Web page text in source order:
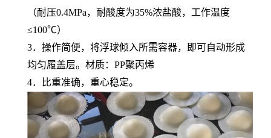
（耐压0.4MPa，耐酸度为35%浓盐酸，工作温度
≤100℃）
3．操作简便，将浮球倾入所需容器，即可自动形成
均匀履盖层。材质：PP聚丙烯
4．比重准确，重心稳定。